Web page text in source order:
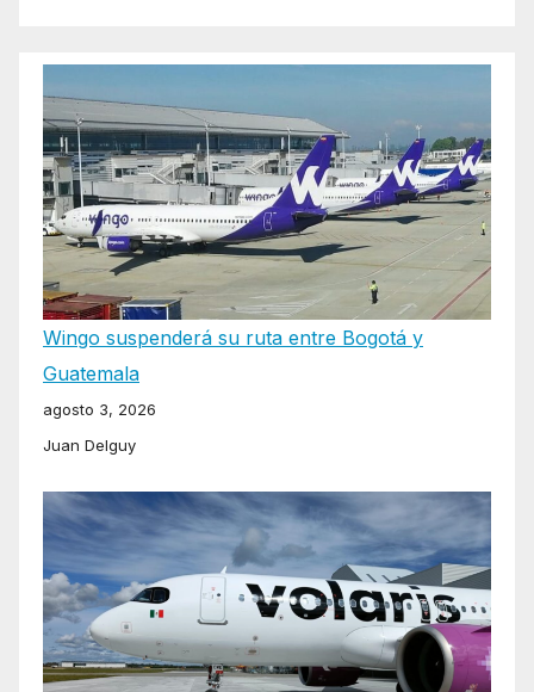
Wingo suspenderá su ruta entre Bogotá y
Guatemala
agosto 3, 2026
Juan Delguy